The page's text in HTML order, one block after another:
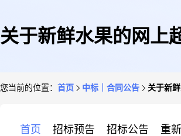
关于新鲜水果的网上
您当前的位置： 首页 中标｜合同公告 关于新
首页 招标预告 招标公告 重